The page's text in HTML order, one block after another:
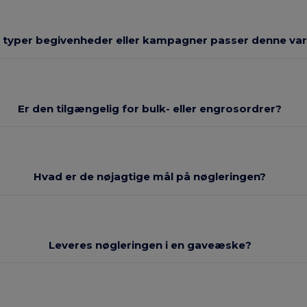
typer begivenheder eller kampagner passer denne
Er den tilgængelig for bulk- eller engrosordrer?
Hvad er de nøjagtige mål på nøgleringen?
Leveres nøgleringen i en gaveæske?